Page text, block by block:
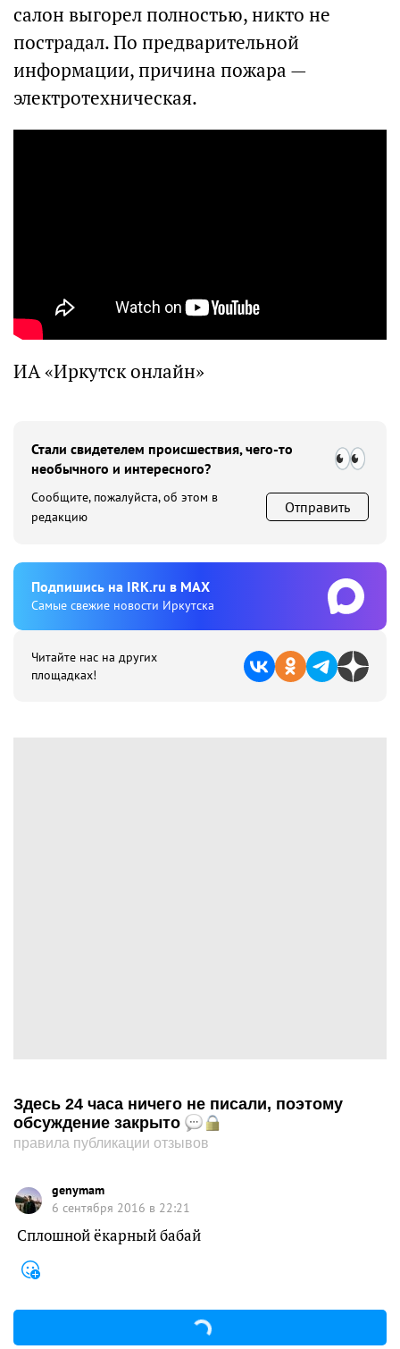
салон выгорел полностью, никто не
пострадал. По предварительной
информации, причина пожара —
электротехническая.
ИА «Иркутск онлайн»
Стали свидетелем происшествия, чего-то
необычного и интересного?
Сообщите, пожалуйста, об этом в
редакцию
Отправить
Подпишиcь на IRK.ru в MAX
Cамые свежие новости Иркутска
Читайте нас на других
площадках!
Здесь 24 часа ничего не писали, поэтому
обсуждение закрыто
правила публикации отзывов
genymam
6 сентября 2016 в 22:21
Сплошной ёкарный бабай